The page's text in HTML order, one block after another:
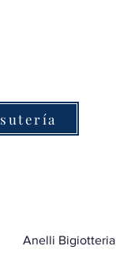
Anelli Bigiotteria